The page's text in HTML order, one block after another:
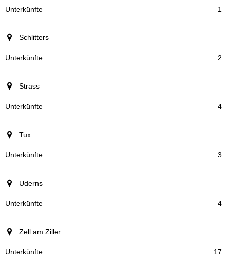
1
Schlitters
2
Strass
4
Tux
3
Uderns
4
Zell am Ziller
17